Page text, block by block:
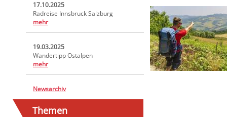
17.10.2025
Radreise Innsbruck Salzburg
mehr
19.03.2025
Wandertipp Ostalpen
mehr
Newsarchiv
Themen